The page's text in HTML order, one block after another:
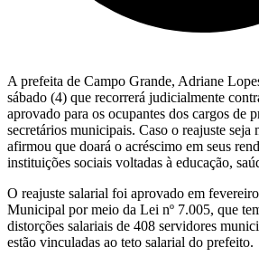
A prefeita de Campo Grande, Adriane
sábado (4) que recorrerá judicialmente
aprovado para os ocupantes dos cargos de
secretários municipais. Caso o reajuste seja
afirmou que doará o acréscimo em seus
instituições sociais voltadas à educação,
O reajuste salarial foi aprovado em
Municipal por meio da Lei nº 7.005, que
distorções salariais de 408 servidores
estão vinculadas ao teto salarial do prefeito.